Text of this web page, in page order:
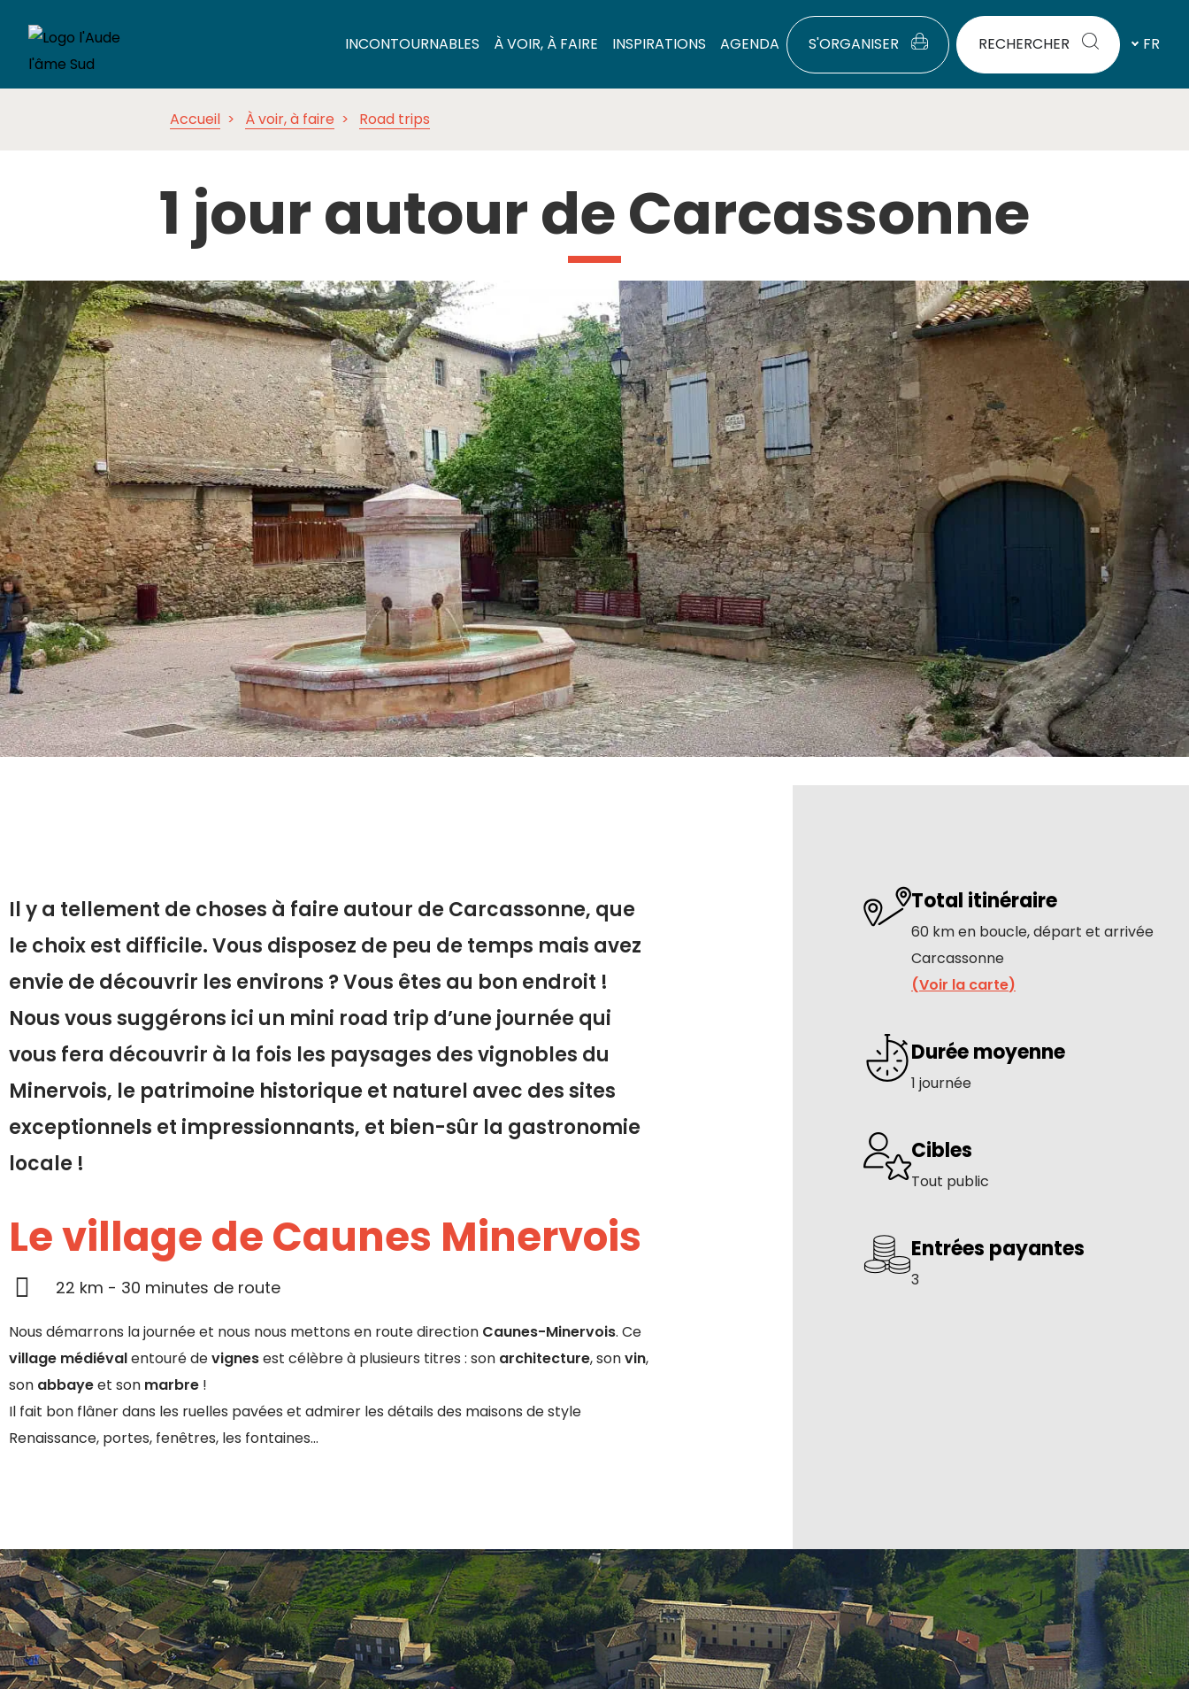
INCONTOURNABLES À VOIR, À FAIRE INSPIRATIONS AGENDA S'ORGANISER RECHERCHER FR
Accueil À voir, à faire Road trips
1 jour autour de Carcassonne
Il y a tellement de choses à faire autour de Carcassonne, que
le choix est difficile. Vous disposez de peu de temps mais avez
envie de découvrir les environs ? Vous êtes au bon endroit !
Nous vous suggérons ici un mini road trip d’une journée qui
vous fera découvrir à la fois les paysages des vignobles du
Minervois, le patrimoine historique et naturel avec des sites
exceptionnels et impressionnants, et bien-sûr la gastronomie
locale !
Le village de Caunes Minervois
22 km - 30 minutes de route
Nous démarrons la journée et nous nous mettons en route direction Caunes-Minervois. Ce
village médiévalentouré devignesest célèbre à plusieurs titres : son architecture, sonvin,
son abbayeet son marbre !
Il fait bon flâner dans les ruelles pavées et admirer les détails des maisons de style
Renaissance, portes, fenêtres, les fontaines…
Total itinéraire
60 km en boucle, départ et arrivée
Carcassonne
(Voir la carte)
Durée moyenne
1 journée
Cibles
Tout public
Entrées payantes
3